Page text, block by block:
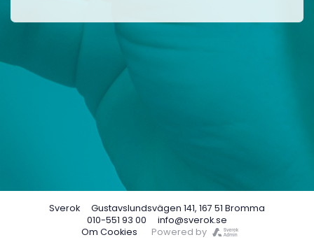
Om Cookies Powered by
Sverok
Gustavslundsvägen 141, 167 51 Bromma
010-551 93 00
info@sverok.se